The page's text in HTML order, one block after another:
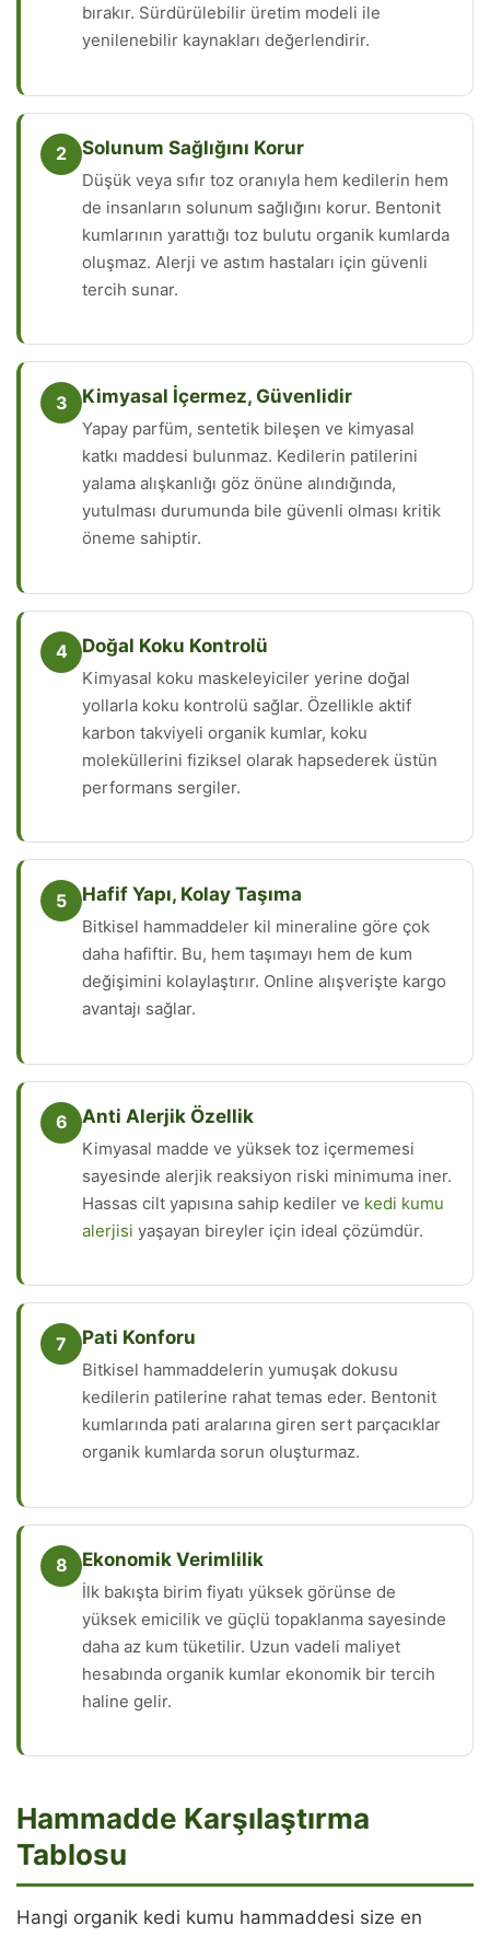
bırakır. Sürdürülebilir üretim modeli ile
yenilenebilir kaynakları değerlendirir.
2 Solunum Sağlığını Korur
Düşük veya sıfır toz oranıyla hem kedilerin hem
de insanların solunum sağlığını korur. Bentonit
kumlarının yarattığı toz bulutu organik kumlarda
oluşmaz. Alerji ve astım hastaları için güvenli
tercih sunar.
3 Kimyasal İçermez, Güvenlidir
Yapay parfüm, sentetik bileşen ve kimyasal
katkı maddesi bulunmaz. Kedilerin patilerini
yalama alışkanlığı göz önüne alındığında,
yutulması durumunda bile güvenli olması kritik
öneme sahiptir.
4 Doğal Koku Kontrolü
Kimyasal koku maskeleyiciler yerine doğal
yollarla koku kontrolü sağlar. Özellikle aktif
karbon takviyeli organik kumlar, koku
moleküllerini fiziksel olarak hapsederek üstün
performans sergiler.
5 Hafif Yapı, Kolay Taşıma
Bitkisel hammaddeler kil mineraline göre çok
daha hafiftir. Bu, hem taşımayı hem de kum
değişimini kolaylaştırır. Online alışverişte kargo
avantajı sağlar.
6 Anti Alerjik Özellik
Kimyasal madde ve yüksek toz içermemesi
sayesinde alerjik reaksiyon riski minimuma iner.
Hassas cilt yapısına sahip kediler ve kedi kumu
alerjisi yaşayan bireyler için ideal çözümdür.
7 Pati Konforu
Bitkisel hammaddelerin yumuşak dokusu
kedilerin patilerine rahat temas eder. Bentonit
kumlarında pati aralarına giren sert parçacıklar
organik kumlarda sorun oluşturmaz.
8 Ekonomik Verimlilik
İlk bakışta birim fiyatı yüksek görünse de
yüksek emicilik ve güçlü topaklanma sayesinde
daha az kum tüketilir. Uzun vadeli maliyet
hesabında organik kumlar ekonomik bir tercih
haline gelir.
Hammadde Karşılaştırma
Tablosu
Hangi organik kedi kumu hammaddesi size en